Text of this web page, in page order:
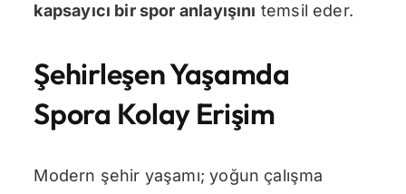
kapsayıcı bir spor anlayışını temsil eder.
Şehirleşen Yaşamda
Spora Kolay Erişim
Modern şehir yaşamı; yoğun çalışma